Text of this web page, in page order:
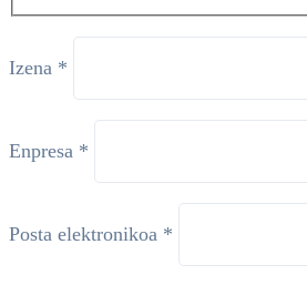
Izena *
Enpresa *
Posta elektronikoa *